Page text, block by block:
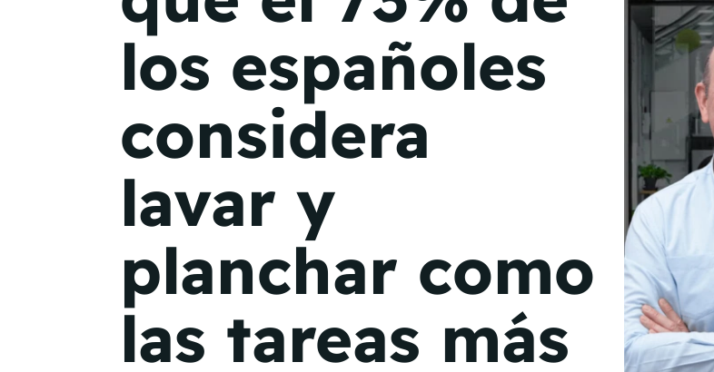
Madrid 2026 2 -
Castilla-La Mancha
22 de octubre
Barcelona 2026 2 -
05 de noviembre
VER MÁS
los españoles
considera
lavar y
planchar como
las tareas más